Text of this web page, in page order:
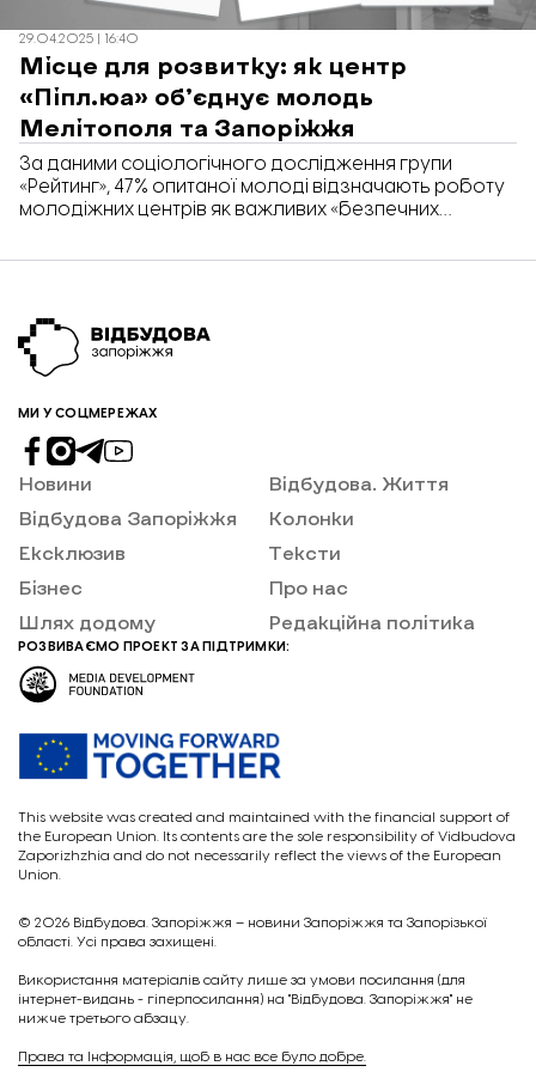
29.04.2025 | 16:40
Місце для розвитку: як центр
«Піпл.юа» об’єднує молодь
Мелітополя та Запоріжжя
За даними соціологічного дослідження групи
«Рейтинг», 47% опитаної молоді відзначають роботу
молодіжних центрів як важливих «безпечних
один із таких просторів – молодіжний центр
«Відбудова. Запоріжжя» розповідає, яким був рік
роботи центру, як такі осередки гуртують людей та
чи можливо втримати молодь у Запоріжжі.
МИ У СОЦМЕРЕЖАХ
Новини
Відбудова Запоріжжя
Ексклюзив
Бізнес
Шлях додому
Відбудова. Життя
Колонки
Тексти
Про нас
Редакційна політика
РОЗВИВАЄМО ПРОЕКТ ЗА ПІДТРИМКИ:
This website was created and maintained with the financial support of
the European Union. Its contents are the sole responsibility of Vidbudova
Zaporizhzhia and do not necessarily reflect the views of the European
Union.
© 2026 Відбудова. Запоріжжя – новини Запоріжжя та Запорізької
області. Усі права захищені.
Викориcтання матеріалів сайту лише за умови посилання (для
інтернет-видань - гіперпосилання) на "Відбудова. Запоріжжя" не
нижче третього абзацу.
Права та Інформація, щоб в нас все було добре.